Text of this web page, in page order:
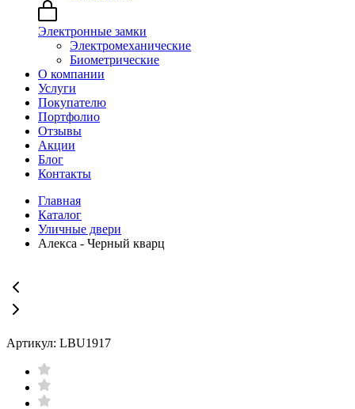
Электронные замки
Электромеханические
Биометрические
О компании
Услуги
Покупателю
Портфолио
Отзывы
Акции
Блог
Контакты
Главная
Каталог
Уличные двери
Алекса - Черный кварц
Артикул: LBU1917